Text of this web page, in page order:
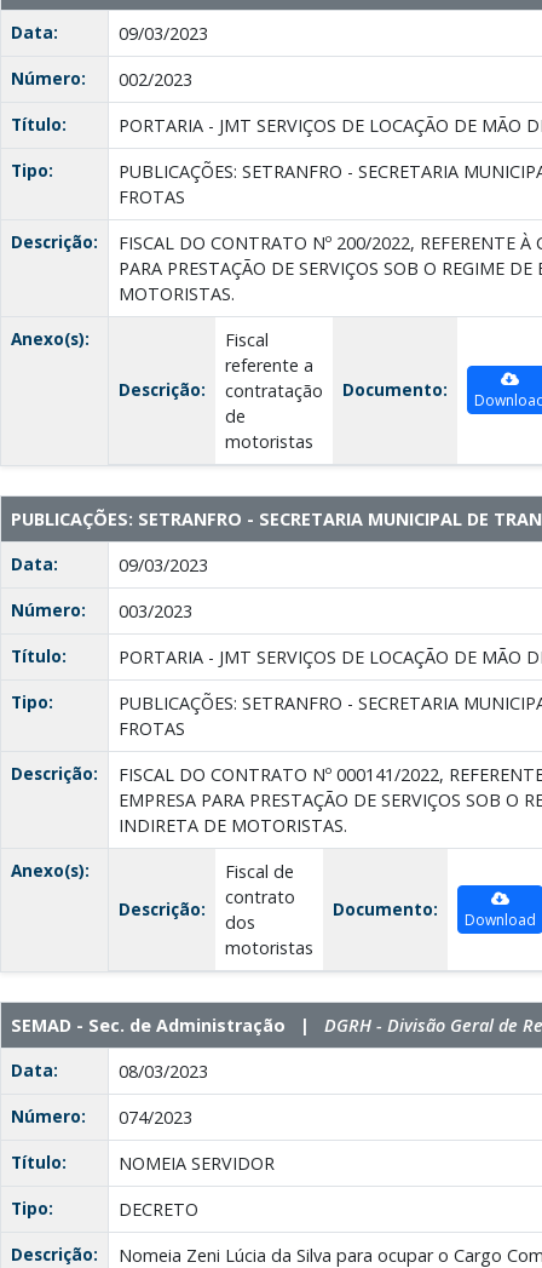
Data:
09/03/2023
Número:
002/2023
Título:
PORTARIA - JMT SERVIÇOS DE LOCAÇÃO DE MÃO
Tipo:
PUBLICAÇÕES: SETRANFRO - SECRETARIA
FROTAS
Descrição:
FISCAL DO CONTRATO Nº 200/2022, REFERENTE À
PARA PRESTAÇÃO DE SERVIÇOS SOB O REGIME
MOTORISTAS.
Anexo(s):
Descrição:
Fiscal
referente a
contratação
de
motoristas
Documento:
PUBLICAÇÕES: SETRANFRO - SECRETARIA MUNICIPAL DE
Data:
09/03/2023
Número:
003/2023
Título:
PORTARIA - JMT SERVIÇOS DE LOCAÇÃO DE MÃO
Tipo:
PUBLICAÇÕES: SETRANFRO - SECRETARIA
FROTAS
Descrição:
FISCAL DO CONTRATO Nº 000141/2022,
EMPRESA PARA PRESTAÇÃO DE SERVIÇOS SOB O
INDIRETA DE MOTORISTAS.
Anexo(s):
Descrição:
Fiscal de
contrato
dos
motoristas
Documento: Download
SEMAD - Sec. de Administração | DGRH - Divisão Geral de
Data:
08/03/2023
Número:
074/2023
Título:
NOMEIA SERVIDOR
Tipo:
DECRETO
Descrição:
Nomeia Zeni Lúcia da Silva para ocupar o Cargo